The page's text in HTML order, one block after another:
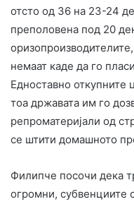
отсто од 36 на 23-24
преполовена под 20
немаат каде да го
Едноставно откупните
тоа државата им го
репроматеријали од
се штити домашното
Филипче посочи дека
огромни, субвенциите